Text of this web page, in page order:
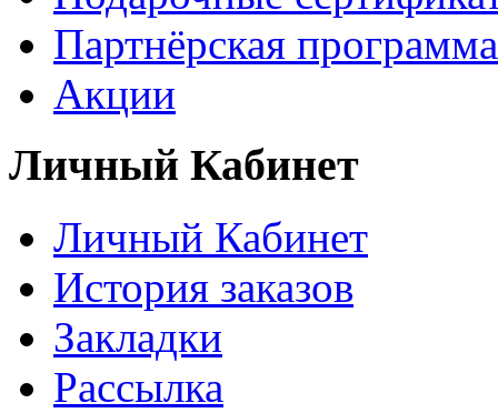
Партнёрская программа
Акции
Личный Кабинет
Личный Кабинет
История заказов
Закладки
Рассылка